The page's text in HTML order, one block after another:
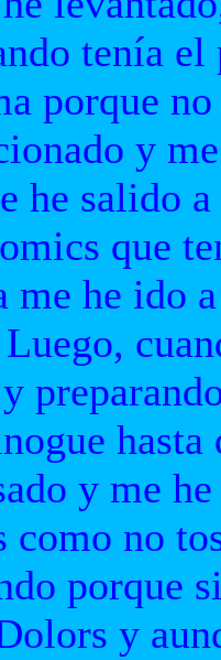
tenía el
porque
y
he salido
que
me he ido
hasta
y me
como no
porque
y